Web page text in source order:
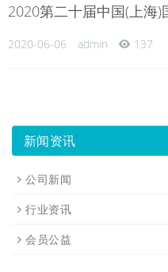
2020第二十届中国(上海)
2020-06-06 admin 137
新闻资讯
公司新闻
行业资讯
会员公益